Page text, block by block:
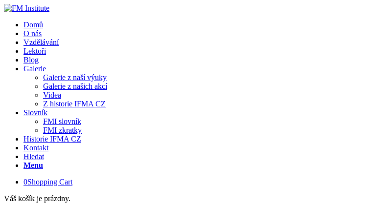
Domů
O nás
Vzdělávání
Lektoři
Blog
Galerie
Galerie z naší výuky
Galerie z našich akcí
Videa
Z historie IFMA CZ
Slovník
FMI slovník
FMI zkratky
Historie IFMA CZ
Kontakt
Hledat
Menu
0Shopping Cart
Váš košík je prázdny.